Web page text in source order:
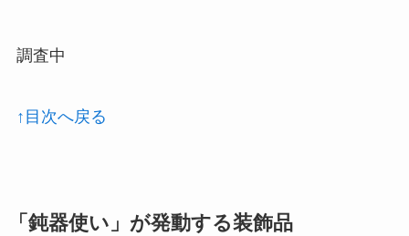
調査中
↑目次へ戻る
「鈍器使い」が発動する装飾品